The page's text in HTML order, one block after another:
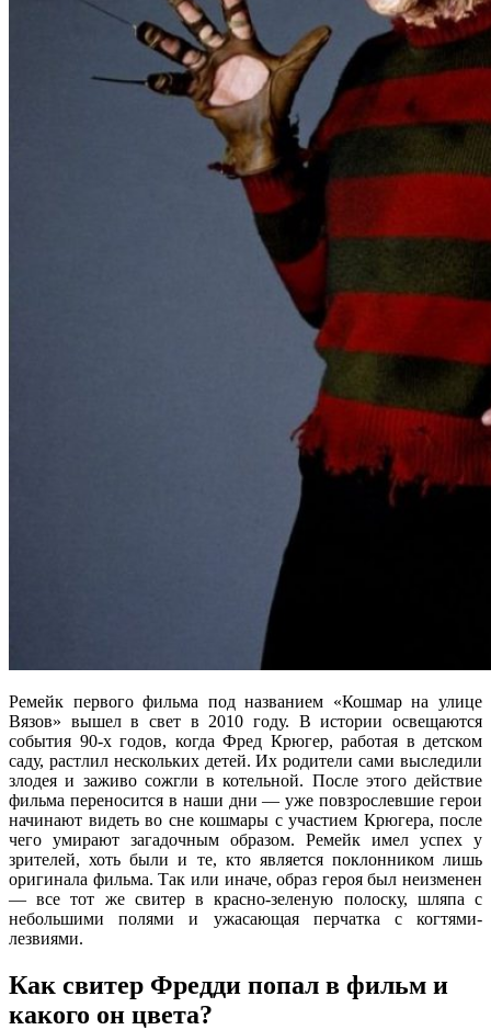
Ремейк первого фильма под названием «Кошмар на улице
Вязов» вышел в свет в 2010 году. В истории освещаются
события 90-х годов, когда Фред Крюгер, работая в детском
саду, растлил нескольких детей. Их родители сами выследили
злодея и заживо сожгли в котельной. После этого действие
фильма переносится в наши дни — уже повзрослевшие герои
начинают видеть во сне кошмары с участием Крюгера, после
чего умирают загадочным образом. Ремейк имел успех у
зрителей, хоть были и те, кто является поклонником лишь
оригинала фильма. Так или иначе, образ героя был неизменен
— все тот же свитер в красно-зеленую полоску, шляпа с
небольшими полями и ужасающая перчатка с когтями-
лезвиями.
Как свитер Фредди попал в фильм и
какого он цвета?